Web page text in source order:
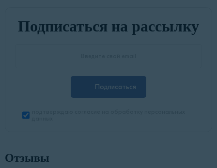
Подписаться на рассылку
Подписаться
Отзывы